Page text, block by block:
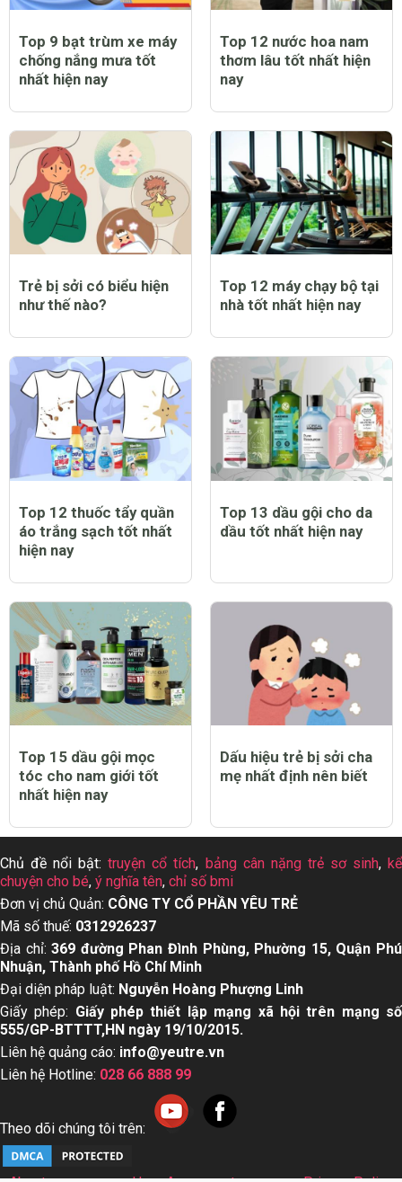
Top 9 bạt trùm xe máy
chống nắng mưa tốt
nhất hiện nay
Top 12 nước hoa nam
thơm lâu tốt nhất hiện
nay
Trẻ bị sởi có biểu hiện
như thế nào?
Top 12 máy chạy bộ tại
nhà tốt nhất hiện nay
Top 12 thuốc tẩy quần
áo trắng sạch tốt nhất
hiện nay
Top 13 dầu gội cho da
dầu tốt nhất hiện nay
Top 15 dầu gội mọc
tóc cho nam giới tốt
nhất hiện nay
Dấu hiệu trẻ bị sởi cha
mẹ nhất định nên biết
Chủ đề nổi bật:truyện cổ tích, bảng cân nặng trẻ sơ sinh,kể
chuyện cho bé, ý nghĩa tên, chỉ số bmi
Đơn vị chủ Quản: CÔNG TY CỔ PHẦN YÊU TRẺ
Mã số thuế: 0312926237
Địa chỉ:369 đường Phan Đình Phùng, Phường 15, Quận Phú
Nhuận, Thành phố Hồ Chí Minh
Đại diện pháp luật: Nguyễn Hoàng Phượng Linh
Giấy phép: Giấy phép thiết lập mạng xã hội trên mạng số
555/GP-BTTTT,HN ngày 19/10/2015.
Liên hệ quảng cáo: info@yeutre.vn
Liên hệ Hotline: 028 66 888 99
Theo dõi chúng tôi trên: